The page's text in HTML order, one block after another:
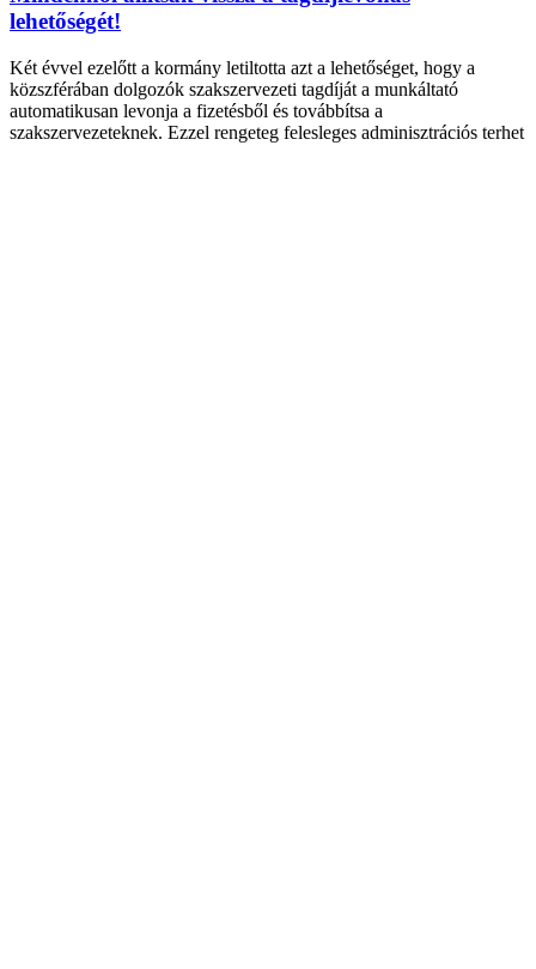
lehetőségét!
Két évvel ezelőtt a kormány letiltotta azt a lehetőséget, hogy a
közszférában dolgozók szakszervezeti tagdíját a munkáltató
automatikusan levonja a fizetésből és továbbítsa a
szakszervezeteknek. Ezzel rengeteg felesleges adminisztrációs terhet